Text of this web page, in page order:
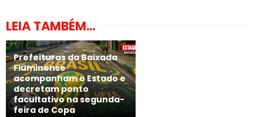
LEIA TAMBÉM...
Prefeituras da Baixada
Fluminense
acompanham o Estado e
decretam ponto
facultativo na segunda-
feira de Copa